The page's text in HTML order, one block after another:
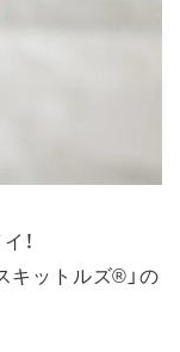
！
キットルズ®」の